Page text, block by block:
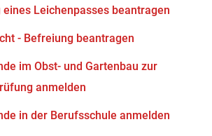
Leichenpasses beantragen
- Befreiung beantragen
im Obst- und Gartenbau zur
anmelden
in der Berufsschule anmelden